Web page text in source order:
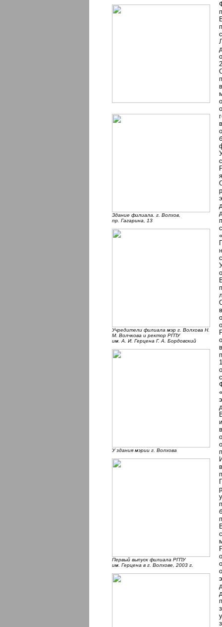
Здание филиала. г. Волхов,
пр. Гагарина, 13
Учредители филиала мэр г. Волхова Н.
М. Волчкова и ректор РГПУ
им. А. И. Герцена Г. А. Бордовский
У здания мэрии г. Волхова
Первый выпуск филиала РГПУ
им. Герцена в г. Волхове, 2003 г.